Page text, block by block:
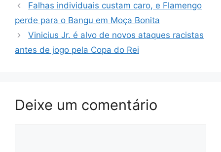
Falhas individuais custam caro, e Flamengo
perde para o Bangu em Moça Bonita
Vinicius Jr. é alvo de novos ataques racistas
antes de jogo pela Copa do Rei
Deixe um comentário